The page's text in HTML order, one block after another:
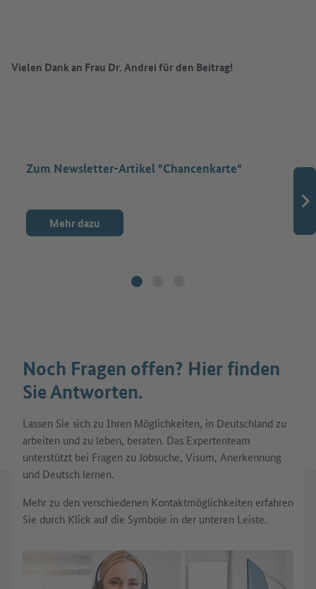
Vielen Dank an Frau Dr. Andrei für den Beitrag!
Zum Newsletter-Artikel "Chancenkarte"
Mehr dazu
Noch Fragen offen? Hier finden
Sie Antworten.
Lassen Sie sich zu Ihren Möglichkeiten, in Deutschland zu
arbeiten und zu leben, beraten. Das Expertenteam
unterstützt bei Fragen zu Jobsuche, Visum, Anerkennung
und Deutsch lernen.
Mehr zu den verschiedenen Kontaktmöglichkeiten erfahren
Sie durch Klick auf die Symbole in der unteren Leiste.